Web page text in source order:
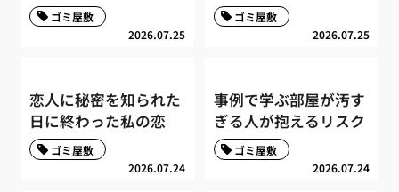
2026.07.25
ゴミ屋敷
2026.07.25
ゴミ屋敷
恋人に秘密を知られた
日に終わった私の恋
2026.07.24
ゴミ屋敷
事例で学ぶ部屋が汚す
ぎる人が抱えるリスク
2026.07.24
ゴミ屋敷